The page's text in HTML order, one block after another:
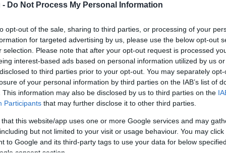
- Do Not Process My Personal Information
opt-out of the sale, sharing to third parties, or processing of your
for targeted advertising by us, please use the below opt-out
selection. Please note that after your opt-out request is processed
interest-based ads based on personal information utilized by us
to third parties prior to your opt-out. You may separately
of your personal information by third parties on the IAB’s list of
This information may also be disclosed by us to third parties on the
Participants that may further disclose it to other third parties.
that this website/app uses one or more Google services and may
but not limited to your visit or usage behaviour. You may
to Google and its third-party tags to use your data for below
consent section.
sem tud az új
hónap múlva megjelenik várva-várt harmadik nagylemeze,
meg, a sikert azonban nehezen tudta feldolgozni a lány,
dalok felvételéhez, elmondása szerint a munkálatok jól
érdeklődését aBack In Blacksikere mögött álló sztár-